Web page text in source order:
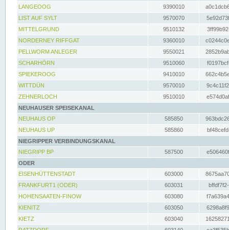
LANGEOOG
9390010
LIST AUF SYLT
9570070
MITTELGRUND
9510132
NORDERNEY RIFFGAT
9360010
PELLWORM ANLEGER
9550021
SCHARHÖRN
9510060
SPIEKEROOG
9410010
WITTDÜN
9570010
ZEHNERLOCH
9510010
NEUHAUSER SPEISEKANAL
NEUHAUS OP
585850
NEUHAUS UP
585860
NIEGRIPPER VERBINDUNGSKANAL
NIEGRIPP BP
587500
ODER
EISENHÜTTENSTADT
603000
FRANKFURT1 (ODER)
603031
HOHENSAATEN-FINOW
603080
KIENITZ
603050
KIETZ
603040